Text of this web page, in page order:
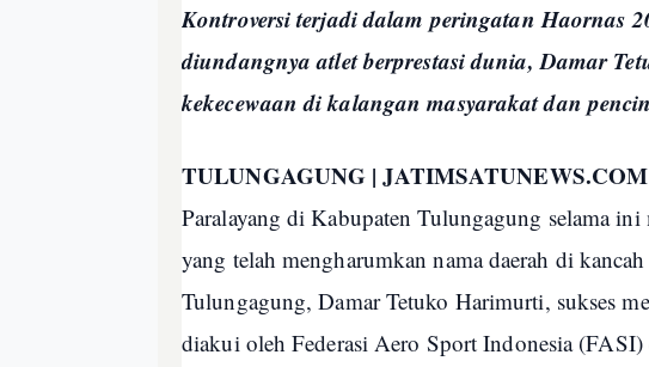
Kontroversi terjadi dalam peringatan Haornas
diundangnya atlet berprestasi dunia, Damar
kekecewaan di kalangan masyarakat dan
TULUNGAGUNG |
Paralayang di Kabupaten Tulungagung selama
yang telah mengharumkan nama daerah di
Tulungagung, Damar Tetuko Harimurti, sukses
diakui oleh Federasi Aero Sport Indonesia